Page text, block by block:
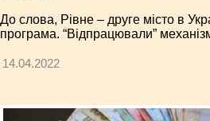
До слова, Рівне – друге місто в
програма. “Відпрацювали”
14.04.2022